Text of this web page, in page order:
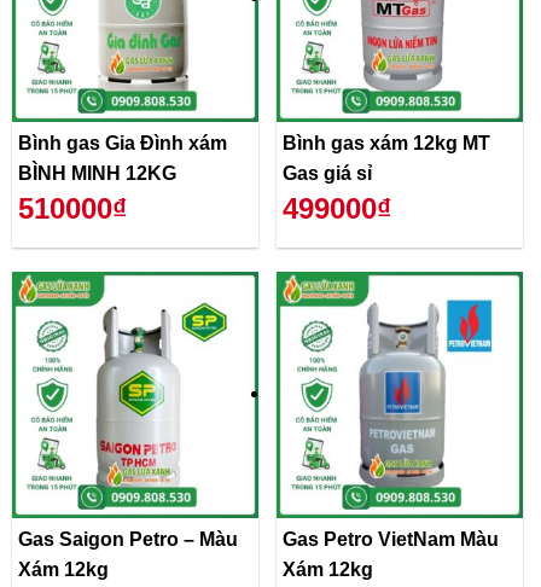
Bình gas Gia Đình xám
BÌNH MINH 12KG
510000₫
Bình gas xám 12kg MT
Gas giá sỉ
499000₫
Gas Saigon Petro – Màu
Xám 12kg
Gas Petro VietNam Màu
Xám 12kg